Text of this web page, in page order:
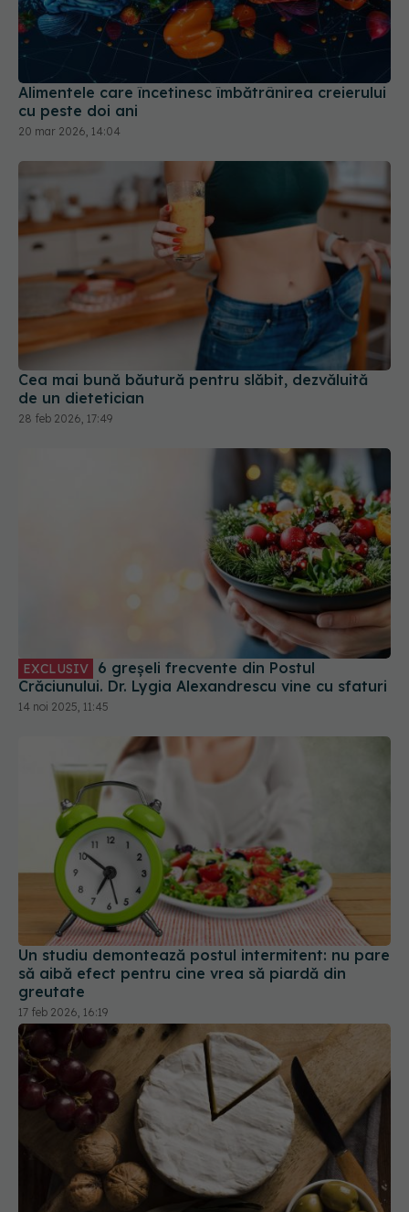
Alimentele care încetinesc îmbătrânirea creierului
cu peste doi ani
20 mar 2026, 14:04
Cea mai bună băutură pentru slăbit, dezvăluită
de un dietetician
28 feb 2026, 17:49
Crăciunului. Dr. Lygia Alexandrescu vine cu sfaturi
Un studiu demontează postul intermitent: nu pare
să aibă efect pentru cine vrea să piardă din
greutate
17 feb 2026, 16:19
Brânza care îți îmbunătățește memoria. Compusul
din această brânză e secretul unui creier sănătos
13 ian 2025, 12:51